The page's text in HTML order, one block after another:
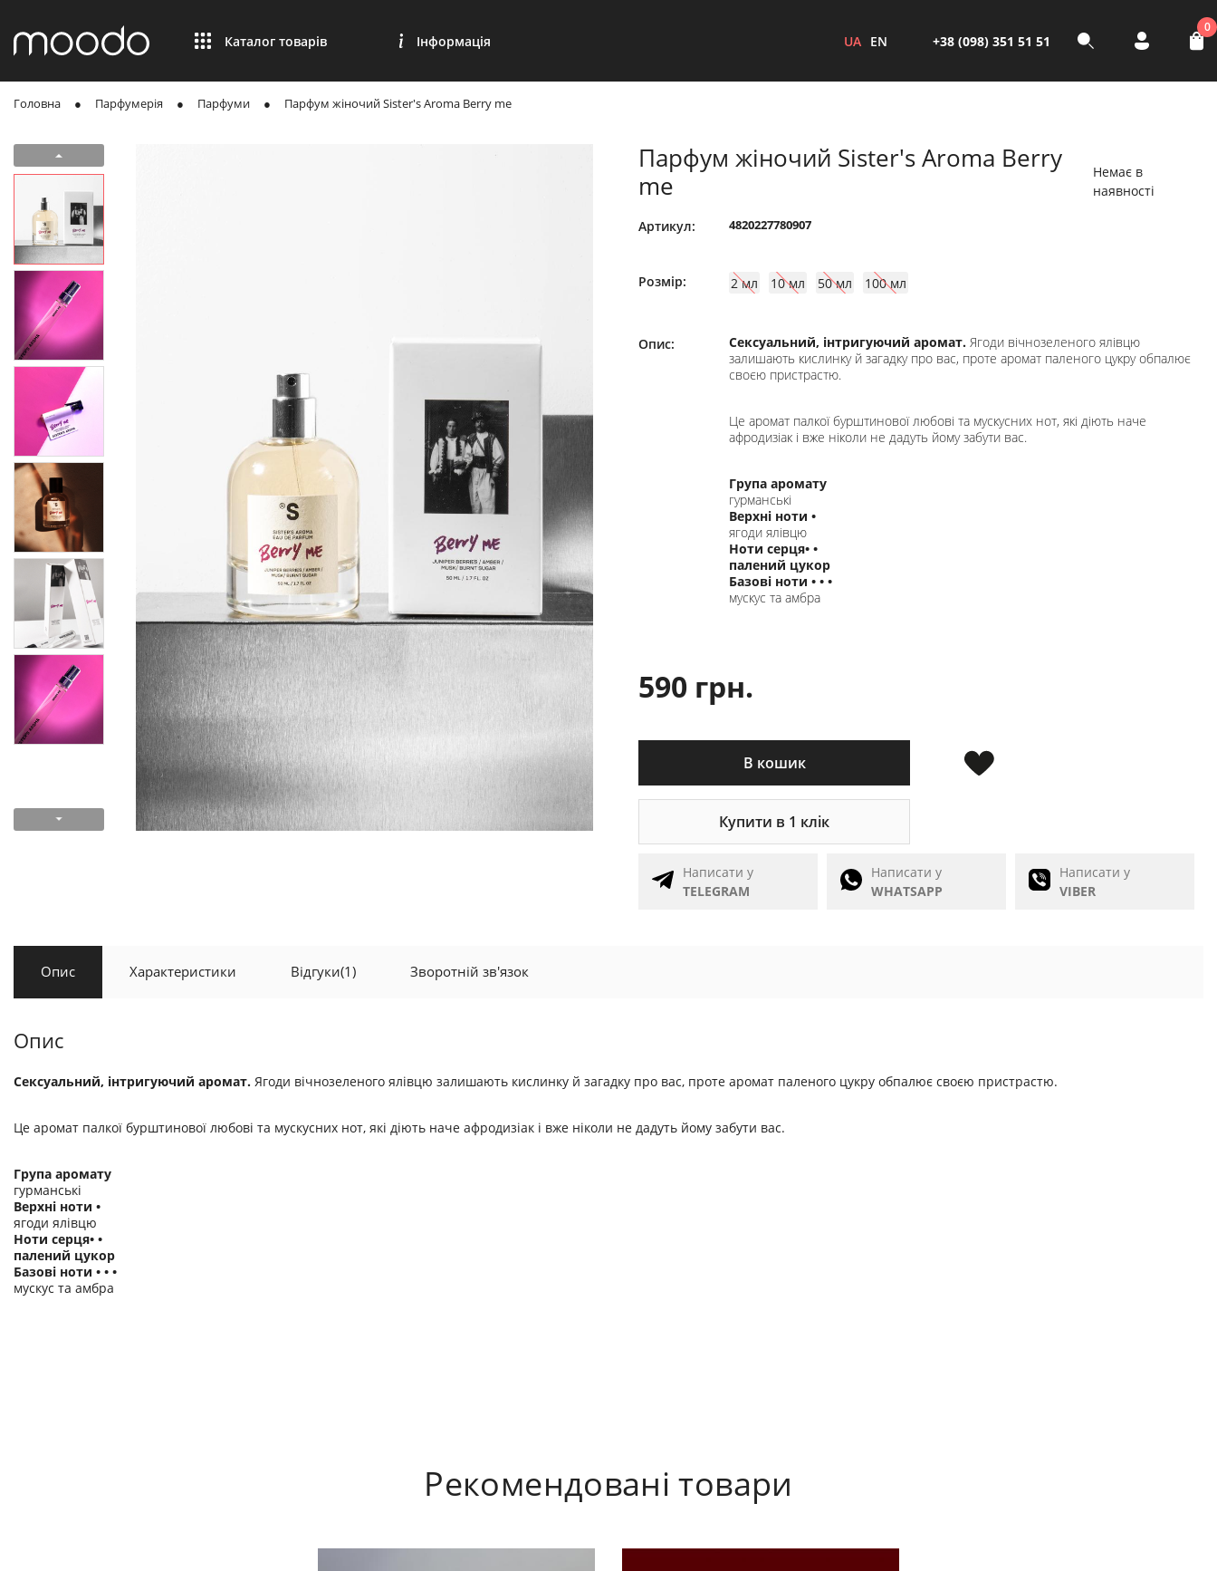
Каталог товарів Інформація UA EN +38 (098) 351 51 51
0
Головна Парфумерія Парфуми Парфум жіночий Sister's Aroma Berry me
Парфум жіночий Sister's Aroma Berry
me
Немає в
наявності
Артикул: 4820227780907
Розмір: 2 мл 10 мл 50 мл 100 мл
Опис: Сексуальний, інтригуючий аромат. Ягоди вічнозеленого ялівцю
залишають кислинку й загадку про вас, проте аромат паленого цукру обпалює
своєю пристрастю.
Це аромат палкої бурштинової любові та мускусних нот, які діють наче
афродизіак і вже ніколи не дадуть йому забути вас.
Група аромату
гурманські
Верхні ноти •
ягоди ялівцю
Ноти серця• •
палений цукор
Базові ноти • • •
мускус та амбра
590 грн.
В кошик
Купити в 1 клік
Написати у
TELEGRAM
Написати у
WHATSAPP
Написати у
VIBER
Опис Характеристики Відгуки(1) Зворотній зв'язок
Опис
Сексуальний, інтригуючий аромат. Ягоди вічнозеленого ялівцю залишають кислинку й загадку про вас, проте аромат паленого цукру обпалює своєю пристрастю.
Це аромат палкої бурштинової любові та мускусних нот, які діють наче афродизіак і вже ніколи не дадуть йому забути вас.
Група аромату
гурманські
Верхні ноти •
ягоди ялівцю
Ноти серця• •
палений цукор
Базові ноти • • •
мускус та амбра
Рекомендовані товари